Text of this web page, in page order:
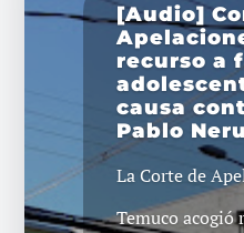
[Audio]
recurso a
causa
Pablo
La Corte de
Temuco acogió